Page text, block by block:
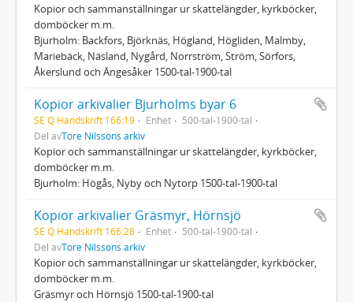
Kopior och sammanställningar ur skattelängder, kyrkböcker,
domböcker m.m.
Bjurholm: Backfors, Björknäs, Högland, Högliden, Malmby,
Mariebäck, Näsland, Nygård, Norrström, Ström, Sörfors,
Åkerslund och Ängesåker 1500-tal-1900-tal
Kopior arkivalier Bjurholms byar 6
SE Q Handskrift 166:19 Enhet
500-tal-1900-tal
Del avTore Nilssons arkiv
Kopior och sammanställningar ur skattelängder, kyrkböcker,
domböcker m.m.
Bjurholm: Högås, Nyby och Nytorp 1500-tal-1900-tal
Kopior arkivalier Gräsmyr, Hörnsjö
SE Q Handskrift 166:28 Enhet
500-tal-1900-tal
Del avTore Nilssons arkiv
Kopior och sammanställningar ur skattelängder, kyrkböcker,
domböcker m.m.
Gräsmyr och Hörnsjö 1500-tal-1900-tal